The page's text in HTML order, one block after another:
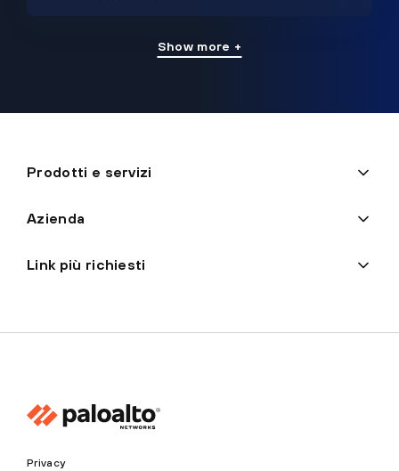
Show more +
Prodotti e servizi
Azienda
Link più richiesti
Privacy